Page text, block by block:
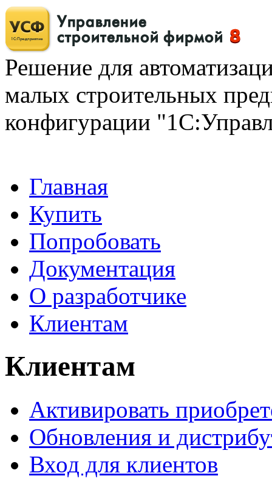
Решение для
малых строительных
конфигурации
Главная
Купить
Попробовать
Документация
О разработчике
Клиентам
Клиентам
Активировать
Обновления и
Вход для клиентов